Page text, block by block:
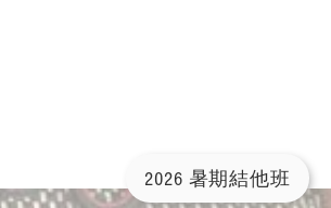
2026 暑期結他班